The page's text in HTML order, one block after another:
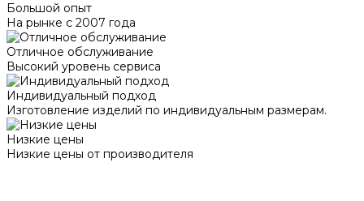
Большой опыт
На рынке с 2007 года
Отличное обслуживание
Высокий уровень сервиса
Индивидуальный подход
Изготовление изделий по индивидуальным размерам.
Низкие цены
Низкие цены от производителя